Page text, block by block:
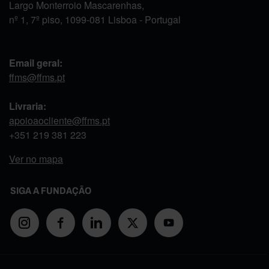
Largo Monterroio Mascarenhas,
nº 1, 7º piso, 1099-081 Lisboa - Portugal
Email geral:
ffms@ffms.pt
Livraria:
apoioaocliente@ffms.pt
+351 219 381 223
Ver no mapa
SIGA A FUNDAÇÃO